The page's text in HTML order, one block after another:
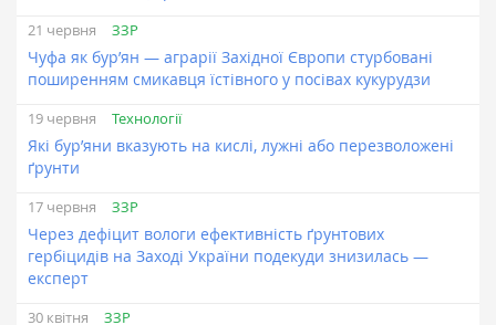
21 червня ЗЗР
Чуфа як бур’ян — аграрії Західної Європи стурбовані
поширенням смикавця їстівного у посівах кукурудзи
19 червня Технології
Які бур’яни вказують на кислі, лужні або перезволожені
ґрунти
17 червня ЗЗР
Через дефіцит вологи ефективність ґрунтових
гербіцидів на Заході України подекуди знизилась —
експерт
30 квітня ЗЗР